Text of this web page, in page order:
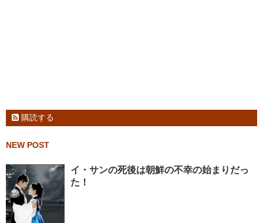
購読する
NEW POST
イ・サンの死後は朝鮮の不幸の始まりだっ
た！